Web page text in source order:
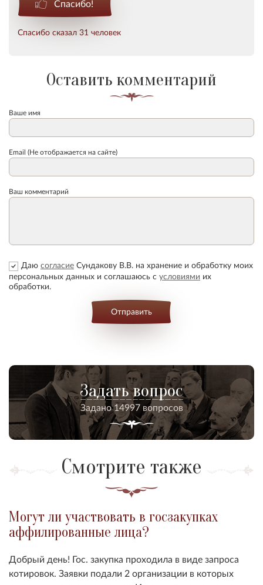
Спасибо!
Спасибо сказал 31 человек
Оставить комментарий
Ваше имя
Email (Не отображается на сайте)
Ваш комментарий
Даю согласие Сундакову В.В. на хранение и обработку моих
персональных данных и соглашаюсь с условиями их
обработки.
Отправить
Задать вопрос
Задано 14997 вопросов
Смотрите также
Могут ли участвовать в госзакупках
аффилированные лица?
Добрый день! Гос. закупка проходила в виде запроса
котировок. Заявки подали 2 организации в которых